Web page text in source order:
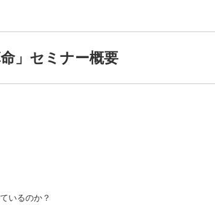
」セミナー概要
いるのか？